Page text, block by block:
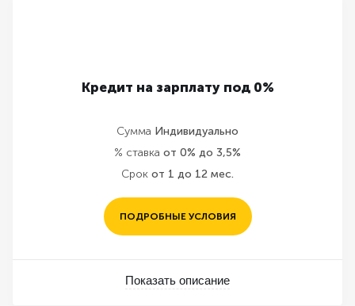
Кредит на зарплату под 0%
Сумма Индивидуально
% ставка от 0% до 3,5%
Срок от 1 до 12 мес.
ПОДРОБНЫЕ УСЛОВИЯ
Показать описание